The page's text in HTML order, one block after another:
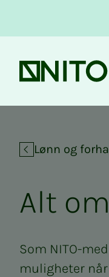
Forsiden
Lønn og
Alt
Som NITO-
muligheter